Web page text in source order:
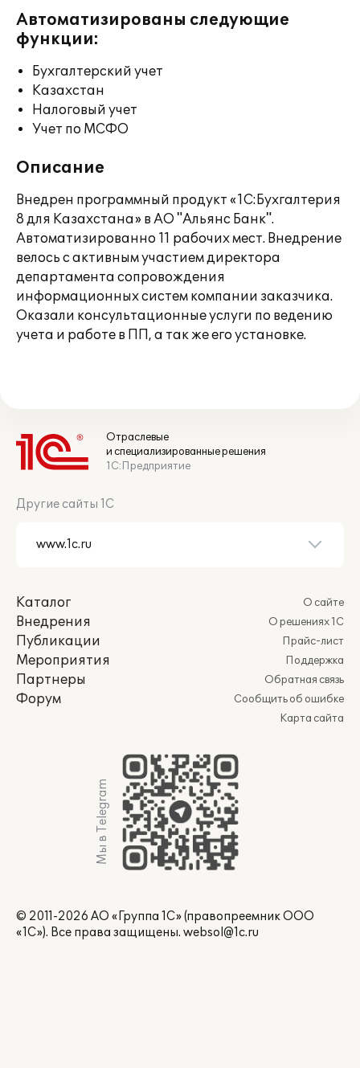
Автоматизированы следующие
функции:
Бухгалтерский учет
Казахстан
Налоговый учет
Учет по МСФО
Описание
Внедрен программный продукт «1С:Бухгалтерия
8 для Казахстана» в АО "Альянс Банк".
Автоматизированно 11 рабочих мест. Внедрение
велось с активным участием директора
департамента сопровождения
информационных систем компании заказчика.
Оказали консультационные услуги по ведению
учета и работе в ПП, а так же его установке.
Отраслевые
и специализированные решения
1С:Предприятие
Другие сайты 1С
Каталог
Внедрения
Публикации
Мероприятия
Партнеры
Форум
О сайте
О решениях 1С
Прайс-лист
Поддержка
Обратная связь
Сообщить об ошибке
Карта сайта
Мы в Telegram
© 2011-2026 АО «Группа 1С» (правопреемник ООО
«1С»). Все права защищены. websol@1c.ru